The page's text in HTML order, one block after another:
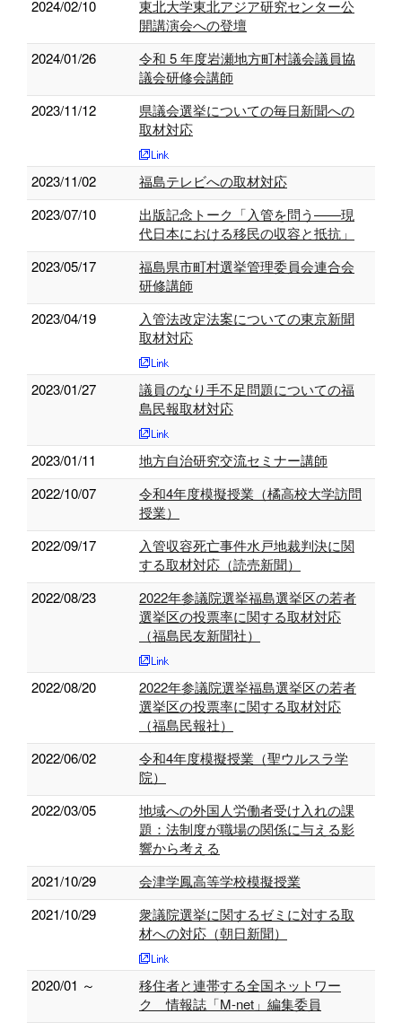
2024/02/10
東北大学東北アジア研究センター公
開講演会への登壇
2024/01/26
令和 5 年度岩瀬地方町村議会議員協
議会研修会講師
2023/11/12
県議会選挙についての毎日新聞への
取材対応
2023/11/02
福島テレビへの取材対応
2023/07/10
出版記念トーク「入管を問う——現
代日本における移民の収容と抵抗」
2023/05/17
福島県市町村選挙管理委員会連合会
研修講師
2023/04/19
入管法改定法案についての東京新聞
取材対応
2023/01/27
議員のなり手不足問題についての福
島民報取材対応
2023/01/11
地方自治研究交流セミナー講師
2022/10/07
令和4年度模擬授業（橘高校大学訪問
授業）
2022/09/17
入管収容死亡事件水戸地裁判決に関
する取材対応（読売新聞）
2022/08/23
2022年参議院選挙福島選挙区の若者
選挙区の投票率に関する取材対応
（福島民友新聞社）
2022/08/20
2022年参議院選挙福島選挙区の若者
選挙区の投票率に関する取材対応
（福島民報社）
2022/06/02
令和4年度模擬授業（聖ウルスラ学
院）
2022/03/05
地域への外国人労働者受け入れの課
題：法制度が職場の関係に与える影
響から考える
2021/10/29
会津学鳳高等学校模擬授業
2021/10/29
衆議院選挙に関するゼミに対する取
材への対応（朝日新聞）
2020/01 ～
移住者と連帯する全国ネットワー
ク 情報誌「M-net」編集委員